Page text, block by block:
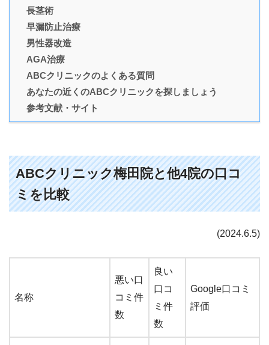
長茎術
早漏防止治療
男性器改造
AGA治療
ABCクリニックのよくある質問
あなたの近くのABCクリニックを探しましょう
参考文献・サイト
ABCクリニック梅田院と他4院の口コ
ミを比較
(2024.6.5)
名称
悪い口
コミ件
数
良い
口コ
ミ件
数
Google口コミ
評価